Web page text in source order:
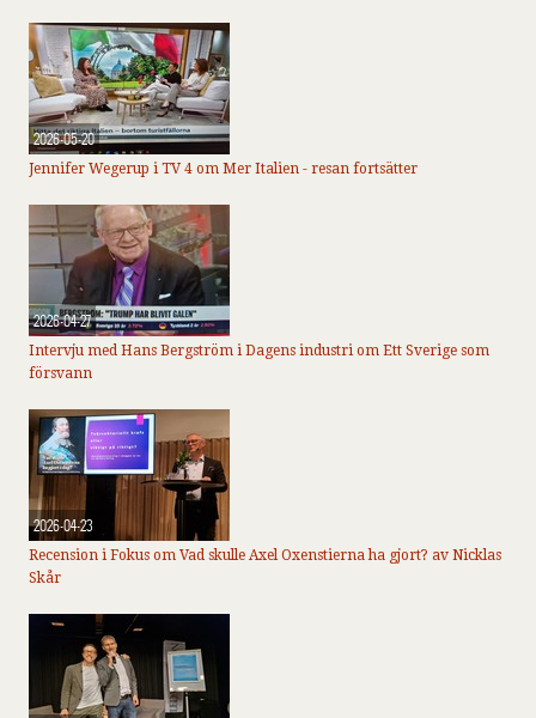
2026-05-20
Jennifer Wegerup i TV 4 om Mer Italien - resan fortsätter
2026-04-27
Intervju med Hans Bergström i Dagens industri om Ett Sverige som
försvann
2026-04-23
Recension i Fokus om Vad skulle Axel Oxenstierna ha gjort? av Nicklas
Skår